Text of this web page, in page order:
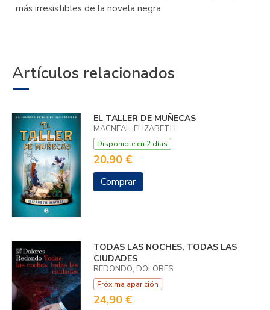
más irresistibles de la novela negra.
Artículos relacionados
EL TALLER DE MUÑECAS
MACNEAL, ELIZABETH
Disponible en 2 días
20,90 €
Comprar
TODAS LAS NOCHES, TODAS LAS
CIUDADES
REDONDO, DOLORES
Próxima aparición
24,90 €